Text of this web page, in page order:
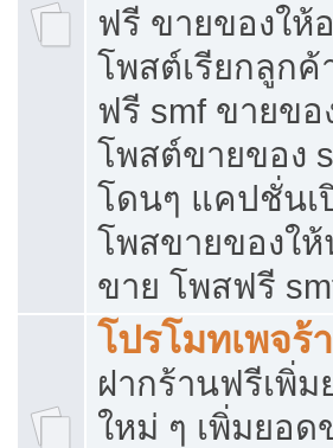
ฟรี ขายของให้
โพสต์เรียกลูกค้
ฟรี smf ขายขอ
โพสต์ขายของ
โดนๆ แคปชั่นเ
โพสขายของใ
ขาย โพสฟรี
โปรโมทเพจร้
ฝากร้านฟรีเพิ่
ใหม่ ๆ เพิ่มยอด